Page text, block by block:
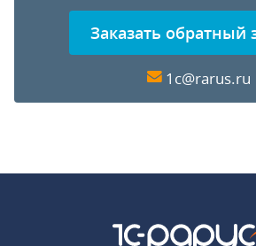
Заказать обратный
1c@rarus.ru